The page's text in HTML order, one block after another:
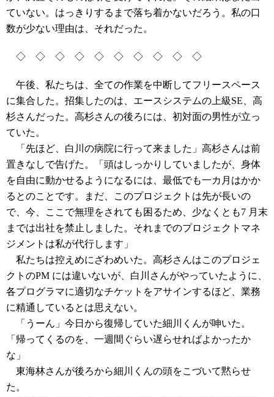
ていない。はっきりするまで落ち着かないだろう。私の口
数が少ない理由は、それだった。
◇ ◇ ◇ ◇ ◇ ◇ ◇ ◇ ◇ ◇
午後、私たちは、全ての作業を中断してフリースペース
に集合した。招集したのは、エースシステムの上級SE、高
杉さんだった。高杉さんの後ろには、初対面の男性が立っ
ていた。
「先ほど、白川の病院に行って来ました」高杉さんは前
置きなしで告げた。「頭はしっかりしていましたが、身体
を自由に動かせるようになるには、最低でも一カ月はかか
るとのことです。まだ、このプロジェクトは先が長いの
で、今、ここで無理をされても困るため、少なくとも7 月末
までは出社を禁止しました。それまでのプロジェクトマネ
ジメントは私が代行します」
私たちは控えめにざわめいた。高杉さんはこのプロジェ
クトのPM には違いないが、白川さんがやっていたように、
各プログラマに適切なチケットをアサインするほど、業務
に精通しているとは思えない。
「うーん」今日から復帰していた細川くんが呻いた。
「帰ってくるのを、一週間ぐらい遅らせればよかったか
な」
東海林さんが後ろから細川くんの頭をこづいて黙らせ
た。